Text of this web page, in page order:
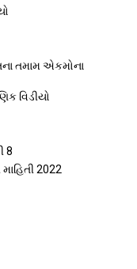
તમામ એકમોના
વિડીયો
8
2022